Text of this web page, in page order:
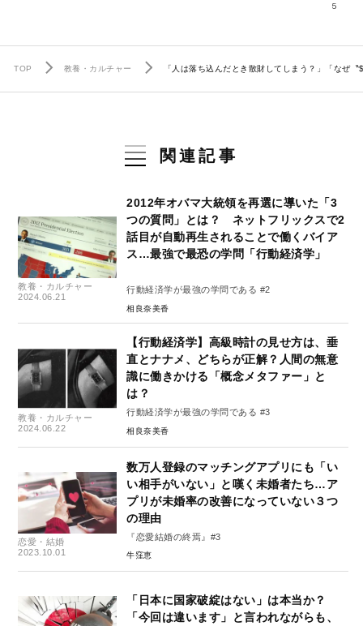
5
TOP 教養・カルチャー 「人は落ち込んだとき散財してしまう？」「なぜ
関連記事
教養・カルチャー
2024.06.21
2012年オバマ大統領を再選に導いた「3
つの質問」とは？ ネットフリックスで2
話目が自動再生されることで働くバイア
ス…最強で最恐の学問「行動経済学」
行動経済学が最強の学問である #2
相良奈美香
教養・カルチャー
2024.06.22
【行動経済学】高級時計の見せ方は、垂
直とナナメ、どちらが正解？人間の無意
識に働きかける「概念メタファー」と
は？
行動経済学が最強の学問である #3
相良奈美香
恋愛・結婚
2023.10.01
数万人登録のマッチングアプリにも「い
い相手がいない」と嘆く未婚者たち…ア
プリが未婚率の改善になっていない３つ
の理由
『恋愛結婚の終焉』#3
牛窪恵
「日本に国家破綻はない」は本当か？
「今回は違います」と言われながらも、